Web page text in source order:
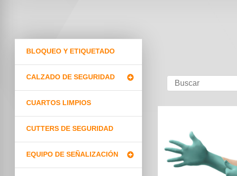
BLOQUEO Y ETIQUETADO
CALZADO DE SEGURIDAD
CUARTOS LIMPIOS
CUTTERS DE SEGURIDAD
EQUIPO DE SEÑALIZACIÓN